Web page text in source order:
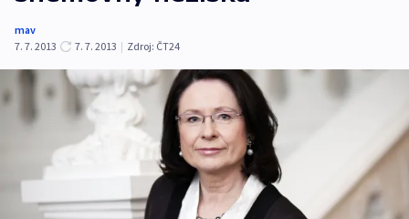
mav
7. 7. 2013
7. 7. 2013 | Zdroj: ČT24